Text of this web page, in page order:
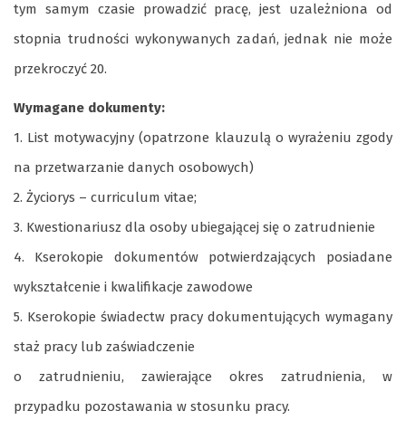
tym samym czasie prowadzić pracę, jest uzależniona od
stopnia trudności wykonywanych zadań, jednak nie może
przekroczyć 20.
Wymagane dokumenty:
1. List motywacyjny (opatrzone klauzulą o wyrażeniu zgody
na przetwarzanie danych osobowych)
2. Życiorys – curriculum vitae;
3. Kwestionariusz dla osoby ubiegającej się o zatrudnienie
4. Kserokopie dokumentów potwierdzających posiadane
wykształcenie i kwalifikacje zawodowe
5. Kserokopie świadectw pracy dokumentujących wymagany
staż pracy lub zaświadczenie
o zatrudnieniu, zawierające okres zatrudnienia, w
przypadku pozostawania w stosunku pracy.